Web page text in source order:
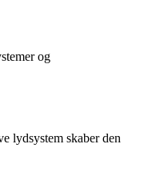
og
lydsystem skaber den